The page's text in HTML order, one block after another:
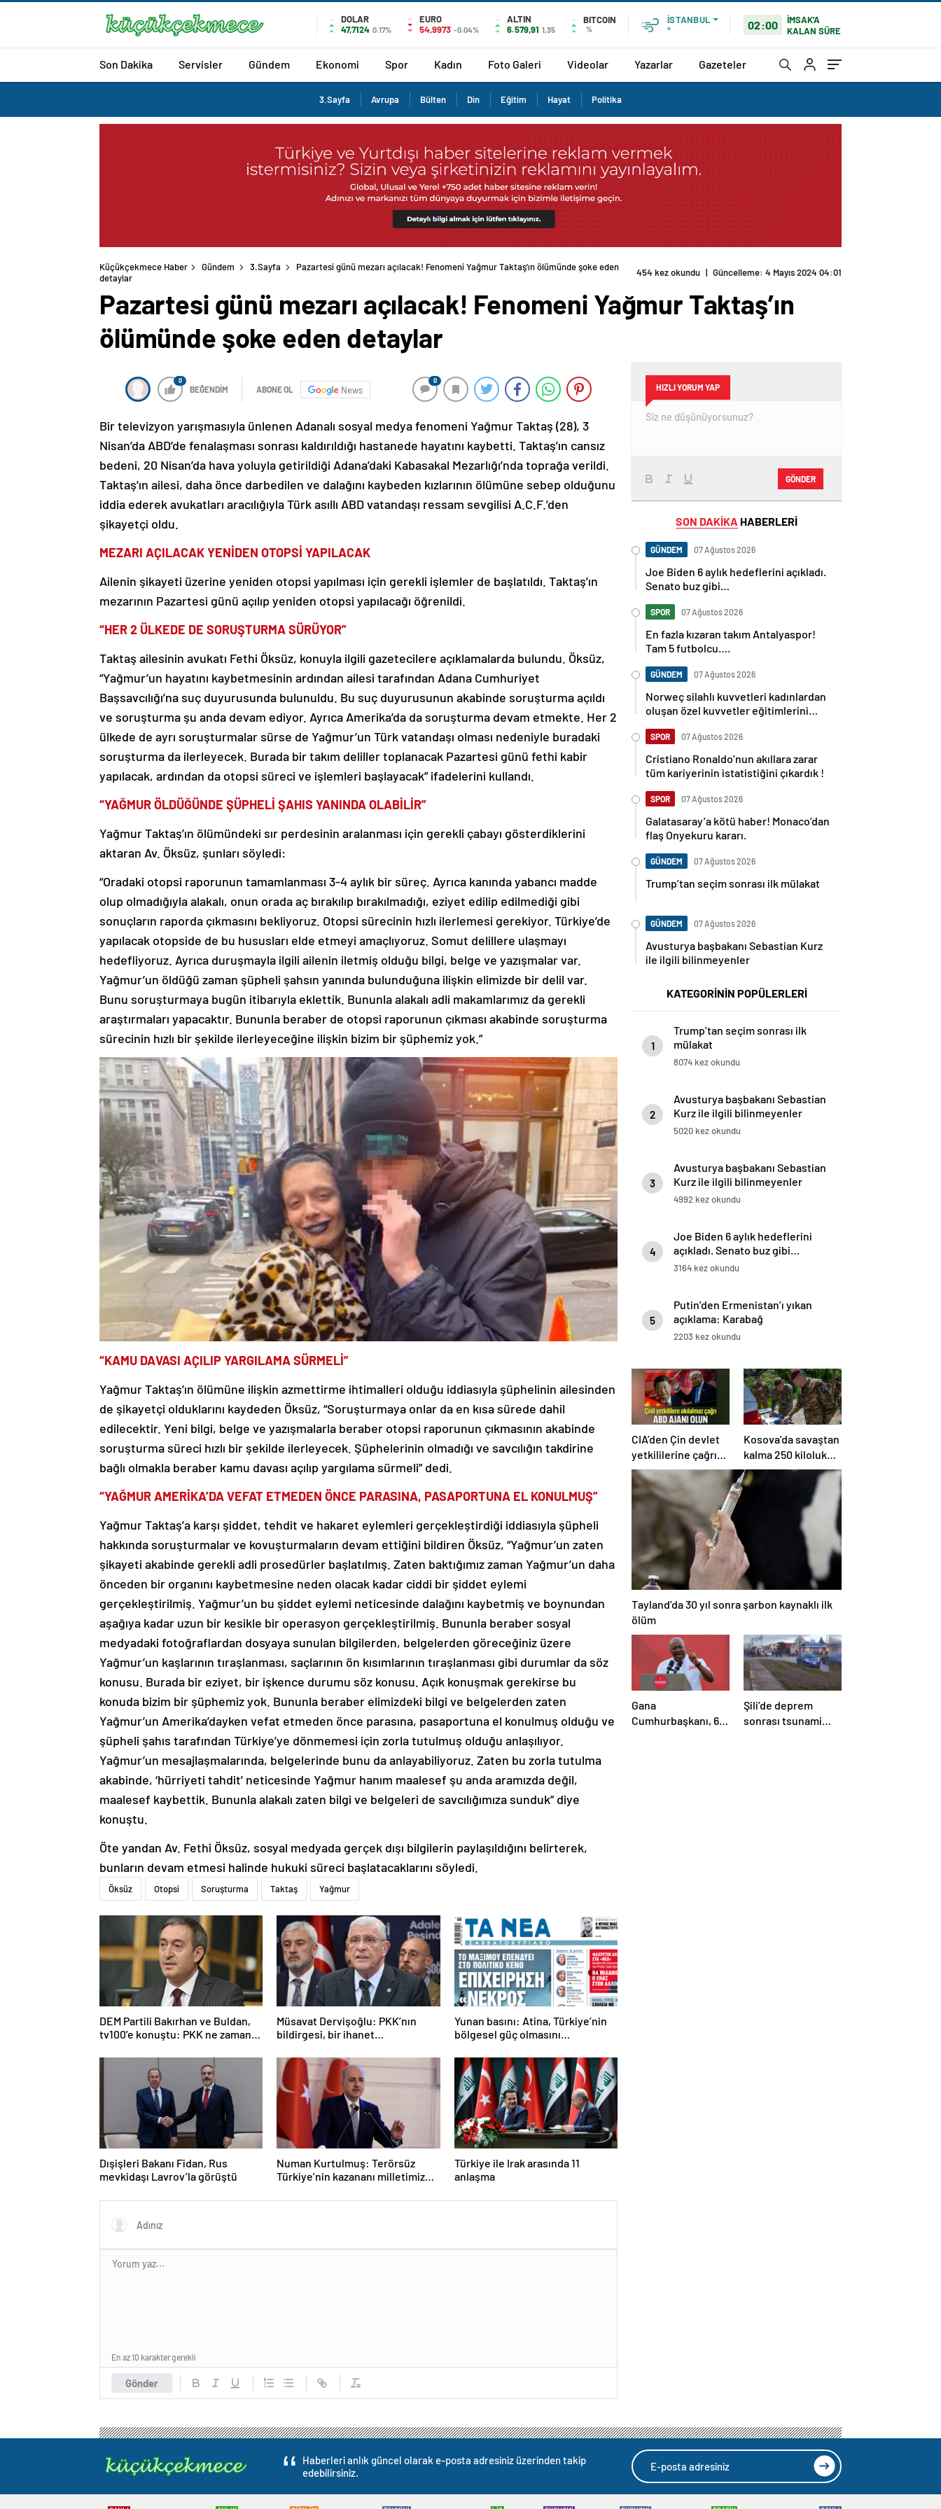
DOLAR
47,7124 0.17%
EURO
54,9973 -0.04%
ALTIN
6.579,91 1,35
BITCOIN
%
İSTANBUL
°
02:00
İMSAK'A
KALAN SÜRE
Son Dakika Servisler Gündem Ekonomi Spor Kadın Foto Galeri Videolar Yazarlar Gazeteler
3.Sayfa Avrupa Bülten Din Eğitim Hayat Politika
Küçükçekmece Haber Gündem 3.Sayfa
Pazartesi günü mezarı açılacak! Fenomeni Yağmur Taktaş’ın ölümünde şoke eden
detaylar
454 kez okundu | Güncelleme: 4 Mayıs 2024 04:01
Pazartesi günü mezarı açılacak! Fenomeni Yağmur Taktaş’ın
ölümünde şoke eden detaylar
0
BEĞENDİM ABONE OL News
0
Bir televizyon yarışmasıyla ünlenen Adanalı sosyal medya fenomeni Yağmur Taktaş (28), 3
Nisan’da ABD’de fenalaşması sonrası kaldırıldığı hastanede hayatını kaybetti. Taktaş’ın cansız
bedeni, 20 Nisan’da hava yoluyla getirildiği Adana’daki Kabasakal Mezarlığı’nda toprağa verildi.
Taktaş’ın ailesi, daha önce darbedilen ve dalağını kaybeden kızlarının ölümüne sebep olduğunu
iddia ederek avukatları aracılığıyla Türk asıllı ABD vatandaşı ressam sevgilisi A.C.F.’den
şikayetçi oldu.
MEZARI AÇILACAK YENİDEN OTOPSİ YAPILACAK
Ailenin şikayeti üzerine yeniden otopsi yapılması için gerekli işlemler de başlatıldı. Taktaş’ın
mezarının Pazartesi günü açılıp yeniden otopsi yapılacağı öğrenildi.
“HER 2 ÜLKEDE DE SORUŞTURMA SÜRÜYOR”
Taktaş ailesinin avukatı Fethi Öksüz, konuyla ilgili gazetecilere açıklamalarda bulundu. Öksüz,
“Yağmur’un hayatını kaybetmesinin ardından ailesi tarafından Adana Cumhuriyet
Başsavcılığı’na suç duyurusunda bulunuldu. Bu suç duyurusunun akabinde soruşturma açıldı
ve soruşturma şu anda devam ediyor. Ayrıca Amerika’da da soruşturma devam etmekte. Her 2
ülkede de ayrı soruşturmalar sürse de Yağmur’un Türk vatandaşı olması nedeniyle buradaki
soruşturma da ilerleyecek. Burada bir takım deliller toplanacak Pazartesi günü fethi kabir
yapılacak, ardından da otopsi süreci ve işlemleri başlayacak” ifadelerini kullandı.
“YAĞMUR ÖLDÜĞÜNDE ŞÜPHELİ ŞAHIS YANINDA OLABİLİR”
Yağmur Taktaş’ın ölümündeki sır perdesinin aralanması için gerekli çabayı gösterdiklerini
aktaran Av. Öksüz, şunları söyledi:
“Oradaki otopsi raporunun tamamlanması 3-4 aylık bir süreç. Ayrıca kanında yabancı madde
olup olmadığıyla alakalı, onun orada aç bırakılıp bırakılmadığı, eziyet edilip edilmediği gibi
sonuçların raporda çıkmasını bekliyoruz. Otopsi sürecinin hızlı ilerlemesi gerekiyor. Türkiye’de
yapılacak otopside de bu hususları elde etmeyi amaçlıyoruz. Somut delillere ulaşmayı
hedefliyoruz. Ayrıca duruşmayla ilgili ailenin iletmiş olduğu bilgi, belge ve yazışmalar var.
Yağmur’un öldüğü zaman şüpheli şahsın yanında bulunduğuna ilişkin elimizde bir delil var.
Bunu soruşturmaya bugün itibarıyla eklettik. Bununla alakalı adli makamlarımız da gerekli
araştırmaları yapacaktır. Bununla beraber de otopsi raporunun çıkması akabinde soruşturma
sürecinin hızlı bir şekilde ilerleyeceğine ilişkin bizim bir şüphemiz yok.”
“KAMU DAVASI AÇILIP YARGILAMA SÜRMELİ”
Yağmur Taktaş’ın ölümüne ilişkin azmettirme ihtimalleri olduğu iddiasıyla şüphelinin ailesinden
de şikayetçi olduklarını kaydeden Öksüz, “Soruşturmaya onlar da en kısa sürede dahil
edilecektir. Yeni bilgi, belge ve yazışmalarla beraber otopsi raporunun çıkmasının akabinde
soruşturma süreci hızlı bir şekilde ilerleyecek. Şüphelerinin olmadığı ve savcılığın takdirine
bağlı olmakla beraber kamu davası açılıp yargılama sürmeli” dedi.
“YAĞMUR AMERİKA’DA VEFAT ETMEDEN ÖNCE PARASINA, PASAPORTUNA EL KONULMUŞ”
Yağmur Taktaş’a karşı şiddet, tehdit ve hakaret eylemleri gerçekleştirdiği iddiasıyla şüpheli
hakkında soruşturmalar ve kovuşturmaların devam ettiğini bildiren Öksüz, “Yağmur’un zaten
şikayeti akabinde gerekli adli prosedürler başlatılmış. Zaten baktığımız zaman Yağmur’un daha
önceden bir organını kaybetmesine neden olacak kadar ciddi bir şiddet eylemi
gerçekleştirilmiş. Yağmur’un bu şiddet eylemi neticesinde dalağını kaybetmiş ve boynundan
aşağıya kadar uzun bir kesikle bir operasyon gerçekleştirilmiş. Bununla beraber sosyal
medyadaki fotoğraflardan dosyaya sunulan bilgilerden, belgelerden göreceğiniz üzere
Yağmur’un kaşlarının tıraşlanması, saçlarının ön kısımlarının tıraşlanması gibi durumlar da söz
konusu. Burada bir eziyet, bir işkence durumu söz konusu. Açık konuşmak gerekirse bu
konuda bizim bir şüphemiz yok. Bununla beraber elimizdeki bilgi ve belgelerden zaten
Yağmur’un Amerika’dayken vefat etmeden önce parasına, pasaportuna el konulmuş olduğu ve
şüpheli şahıs tarafından Türkiye’ye dönmemesi için zorla tutulmuş olduğu anlaşılıyor.
Yağmur’un mesajlaşmalarında, belgelerinde bunu da anlayabiliyoruz. Zaten bu zorla tutulma
akabinde, ‘hürriyeti tahdit’ neticesinde Yağmur hanım maalesef şu anda aramızda değil,
maalesef kaybettik. Bununla alakalı zaten bilgi ve belgeleri de savcılığımıza sunduk” diye
konuştu.
Öte yandan Av. Fethi Öksüz, sosyal medyada gerçek dışı bilgilerin paylaşıldığını belirterek,
bunların devam etmesi halinde hukuki süreci başlatacaklarını söyledi.
Öksüz Otopsi Soruşturma Taktaş Yağmur
DEM Partili Bakırhan ve Buldan,
tv100’e konuştu: PKK ne zaman
Müsavat Dervişoğlu: PKK’nın
bildirgesi, bir ihanet
Yunan basını: Atina, Türkiye’nin
bölgesel güç olmasını
Dışişleri Bakanı Fidan, Rus
mevkidaşı Lavrov’la görüştü
Numan Kurtulmuş: Terörsüz
Türkiye’nin kazananı milletimiz
Türkiye ile Irak arasında 11
anlaşma
Gönder
En az 10 karakter gerekli
HIZLI YORUM YAP
GÖNDER
SON DAKİKA HABERLERİ
GÜNDEM 07 Ağustos 2026
Joe Biden 6 aylık hedeflerini açıkladı.
Senato buz gibi…
SPOR 07 Ağustos 2026
En fazla kızaran takım Antalyaspor!
Tam 5 futbolcu….
GÜNDEM 07 Ağustos 2026
Norweç silahlı kuvvetleri kadınlardan
oluşan özel kuvvetler eğitimlerini
SPOR 07 Ağustos 2026
Cristiano Ronaldo’nun akıllara zarar
tüm kariyerinin istatistiğini çıkardık !
SPOR 07 Ağustos 2026
Galatasaray’a kötü haber! Monaco’dan
flaş Onyekuru kararı.
GÜNDEM 07 Ağustos 2026
Trump’tan seçim sonrası ilk mülakat
GÜNDEM 07 Ağustos 2026
Avusturya başbakanı Sebastian Kurz
ile ilgili bilinmeyenler
KATEGORİNİN POPÜLERLERİ
1
Trump’tan seçim sonrası ilk
mülakat
8074 kez okundu
2
Avusturya başbakanı Sebastian
Kurz ile ilgili bilinmeyenler
5020 kez okundu
3
Avusturya başbakanı Sebastian
Kurz ile ilgili bilinmeyenler
4992 kez okundu
4
Joe Biden 6 aylık hedeflerini
açıkladı. Senato buz gibi…
3164 kez okundu
5
Putin’den Ermenistan’ı yıkan
açıklama: Karabağ
Azerbaycan’ın ayrılmaz bir
2203 kez okundu
CIA’den Çin devlet
yetkililerine çağrı:
ABD ajanı olun
Kosova’da savaştan
kalma 250 kiloluk
bomba imha edildi
Tayland’da 30 yıl sonra şarbon kaynaklı ilk
ölüm
Gana
Cumhurbaşkanı, 6
Şili’de deprem
sonrası tsunami
Haberleri anlık güncel olarak e-posta adresiniz üzerinden takip
edebilirsiniz.